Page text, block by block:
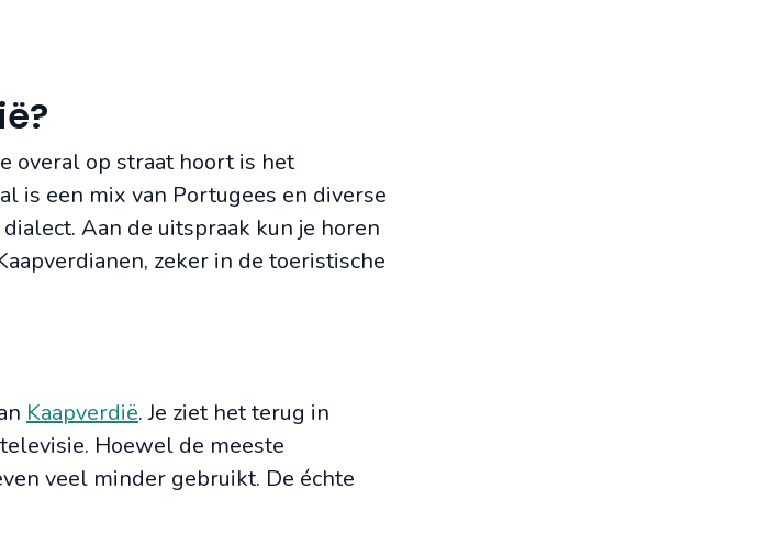
overal op straat hoort is het
is een mix van Portugees en diverse
Aan de uitspraak kun je horen
zeker in de toeristische
Kaapverdië. Je ziet het terug in
Hoewel de meeste
veel minder gebruikt. De échte